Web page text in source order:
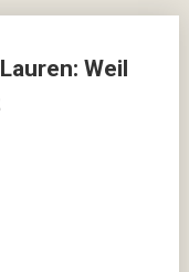
Weil